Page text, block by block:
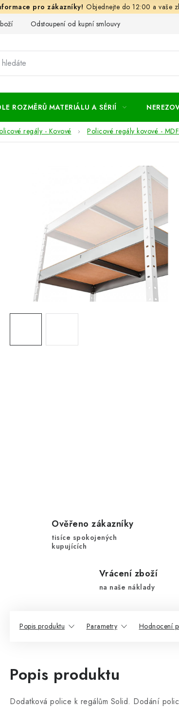
Objednejte do 12:00 a vaše
Odstoupení od kupní smlouvy
ROZMĚRŮ MATERIÁLU A SÉRIÍ
regály - Kovové Policové regály kovové -
Ověřeno zákazníky
tisíce spokojených
kupujících
Vrácení zboží
na naše náklady
Popis produktu Parametry Hodnocení
Popis produktu
Dodatková police k regálům Solid. Dodání